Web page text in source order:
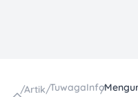
/Artik/TuwagaInfo
/